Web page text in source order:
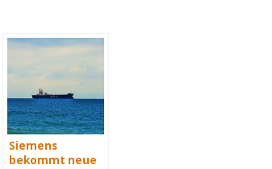
Siemens
bekommt neue